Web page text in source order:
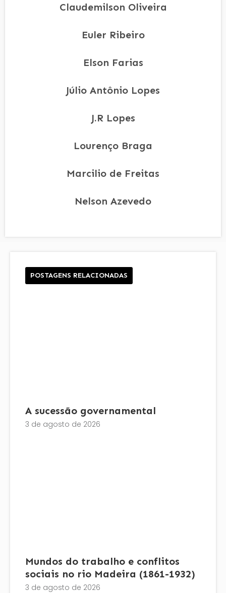
Claudemilson Oliveira
Euler Ribeiro
Elson Farias
Júlio Antônio Lopes
J.R Lopes
Lourenço Braga
Marcilio de Freitas
Nelson Azevedo
POSTAGENS RELACIONADAS
A sucessão governamental
3 de agosto de 2026
Mundos do trabalho e conflitos
sociais no rio Madeira (1861-1932)
3 de agosto de 2026